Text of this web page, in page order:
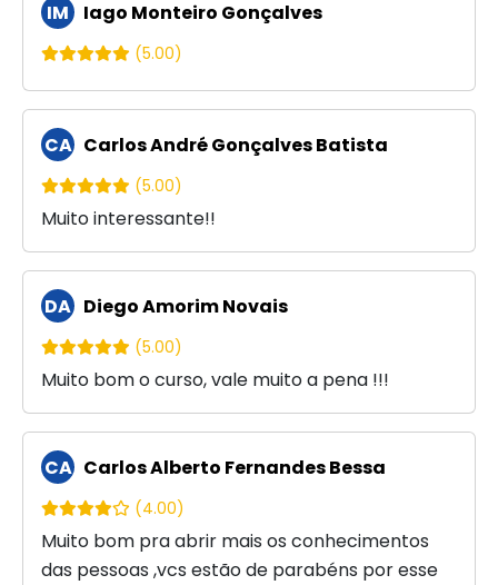
IM Iago Monteiro Gonçalves
(5.00)
CA Carlos André Gonçalves Batista
(5.00)
Muito interessante!!
DA Diego Amorim Novais
(5.00)
Muito bom o curso, vale muito a pena !!!
CA Carlos Alberto Fernandes Bessa
(4.00)
Muito bom pra abrir mais os conhecimentos
das pessoas ,vcs estão de parabéns por esse